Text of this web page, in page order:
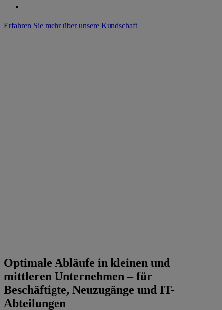
Erfahren Sie mehr über unsere Kundschaft
Optimale Abläufe in kleinen und
mittleren Unternehmen – für
Beschäftigte, Neuzugänge und IT-
Abteilungen